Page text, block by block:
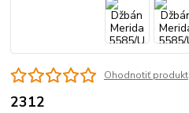
Ohodnotiť produkt
2312